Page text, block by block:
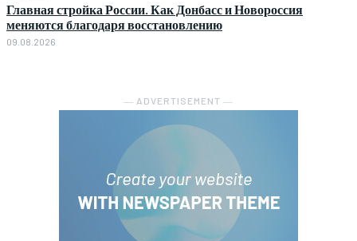
Главная стройка России. Как Донбасс и Новороссия
меняются благодаря восстановлению
09.08.2026
― ADVERTISEMENT ―